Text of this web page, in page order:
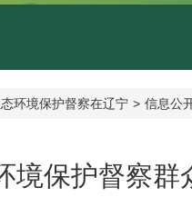
环境保护督察在辽宁 > 信息公
境保护督察